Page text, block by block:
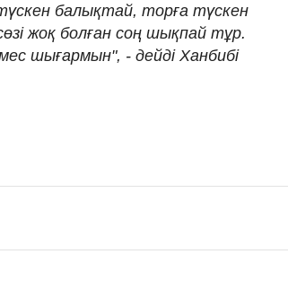
балықтай, торға түскен
жоқ болған соң шықпай тұр.
шығармын", - дейді Ханбибі